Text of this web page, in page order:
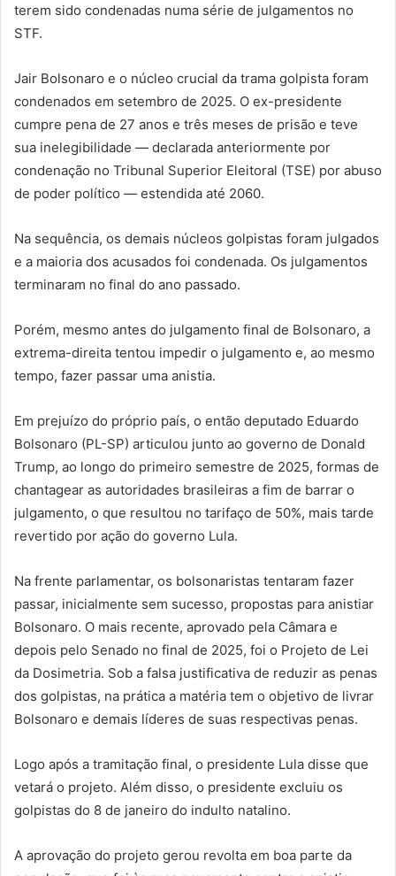
terem sido condenadas numa série de julgamentos no
STF.
Jair Bolsonaro e o núcleo crucial da trama golpista foram
condenados em setembro de 2025. O ex-presidente
cumpre pena de 27 anos e três meses de prisão e teve
sua inelegibilidade — declarada anteriormente por
condenação no Tribunal Superior Eleitoral (TSE) por abuso
de poder político — estendida até 2060.
Na sequência, os demais núcleos golpistas foram julgados
e a maioria dos acusados foi condenada. Os julgamentos
terminaram no final do ano passado.
Porém, mesmo antes do julgamento final de Bolsonaro, a
extrema-direita tentou impedir o julgamento e, ao mesmo
tempo, fazer passar uma anistia.
Em prejuízo do próprio país, o então deputado Eduardo
Bolsonaro (PL-SP) articulou junto ao governo de Donald
Trump, ao longo do primeiro semestre de 2025, formas de
chantagear as autoridades brasileiras a fim de barrar o
julgamento, o que resultou no tarifaço de 50%, mais tarde
revertido por ação do governo Lula.
Na frente parlamentar, os bolsonaristas tentaram fazer
passar, inicialmente sem sucesso, propostas para anistiar
Bolsonaro. O mais recente, aprovado pela Câmara e
depois pelo Senado no final de 2025, foi o Projeto de Lei
da Dosimetria. Sob a falsa justificativa de reduzir as penas
dos golpistas, na prática a matéria tem o objetivo de livrar
Bolsonaro e demais líderes de suas respectivas penas.
Logo após a tramitação final, o presidente Lula disse que
vetará o projeto. Além disso, o presidente excluiu os
golpistas do 8 de janeiro do indulto natalino.
A aprovação do projeto gerou revolta em boa parte da